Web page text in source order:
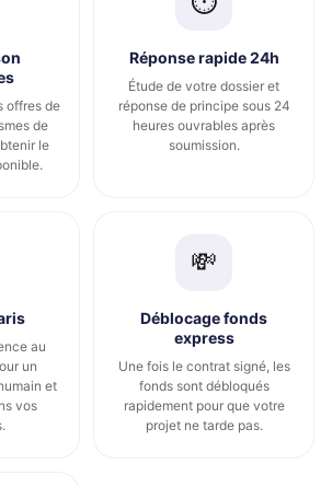
offres de
de
le
Réponse rapide 24h
Étude de votre dossier et
réponse de principe sous 24
heures ouvrables après
soumission.
au
un
et
vos
💸
Déblocage fonds
express
Une fois le contrat signé, les
fonds sont débloqués
rapidement pour que votre
projet ne tarde pas.